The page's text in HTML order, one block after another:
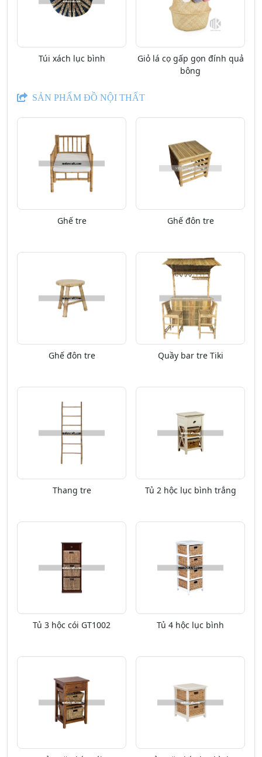
Túi xách lục bình
Giỏ lá cọ gấp gọn đính quả
bông
SẢN PHẨM ĐỒ NỘI THẤT
Ghế tre Ghế đôn tre
Ghế đôn tre Quầy bar tre Tiki
Thang tre Tủ 2 hộc lục bình trắng
Tủ 3 hộc cói GT1002 Tủ 4 hộc lục bình